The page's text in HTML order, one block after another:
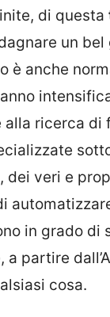
di questa
un
è anche
alla ricerca di
dei veri e
in grado di
a partire
cosa.